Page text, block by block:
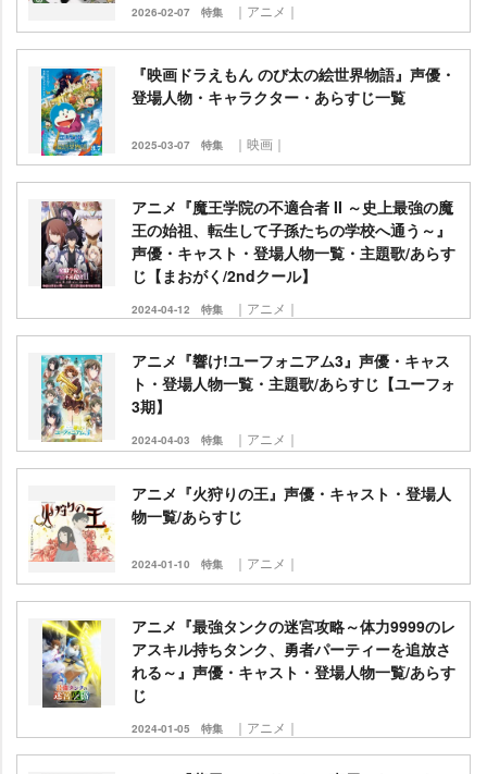
2026-02-07 特集 ｜アニメ｜
『映画ドラえもん のび太の絵世界物語』声優・
登場人物・キャラクター・あらすじ一覧
2025-03-07 特集 ｜映画｜
アニメ『魔王学院の不適合者 II ～史上最強の魔
王の始祖、転生して子孫たちの学校へ通う～』
声優・キャスト・登場人物一覧・主題歌/あらす
じ【まおがく/2ndクール】
2024-04-12 特集 ｜アニメ｜
アニメ『響け!ユーフォニアム3』声優・キャス
ト・登場人物一覧・主題歌/あらすじ【ユーフォ
3期】
2024-04-03 特集 ｜アニメ｜
アニメ『火狩りの王』声優・キャスト・登場人
物一覧/あらすじ
2024-01-10 特集 ｜アニメ｜
アニメ『最強タンクの迷宮攻略～体力9999のレ
アスキル持ちタンク、勇者パーティーを追放さ
れる～』声優・キャスト・登場人物一覧/あらす
じ
2024-01-05 特集 ｜アニメ｜